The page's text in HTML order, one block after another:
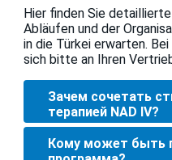
Hier finden Sie
Abläufen und der
in die Türkei erwarten.
sich bitte an Ihren
Зачем сочетать
терапией NAD IV?
Кому может быть